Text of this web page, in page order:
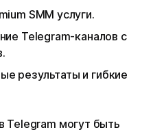
SMM услуги.
Telegram-каналов с
результаты и гибкие
Telegram могут быть